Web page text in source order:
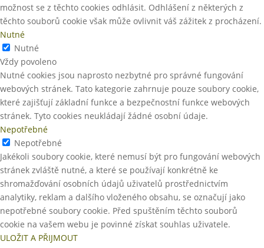
možnost se z těchto cookies odhlásit. Odhlášení z některých z
těchto souborů cookie však může ovlivnit váš zážitek z procházení.
Nutné
Nutné
Vždy povoleno
Nutné cookies jsou naprosto nezbytné pro správné fungování
webových stránek. Tato kategorie zahrnuje pouze soubory cookie,
které zajišťují základní funkce a bezpečnostní funkce webových
stránek. Tyto cookies neukládají žádné osobní údaje.
Nepotřebné
Nepotřebné
Jakékoli soubory cookie, které nemusí být pro fungování webových
stránek zvláště nutné, a které se používají konkrétně ke
shromažďování osobních údajů uživatelů prostřednictvím
analytiky, reklam a dalšího vloženého obsahu, se označují jako
nepotřebné soubory cookie. Před spuštěním těchto souborů
cookie na vašem webu je povinné získat souhlas uživatele.
ULOŽIT A PŘIJMOUT